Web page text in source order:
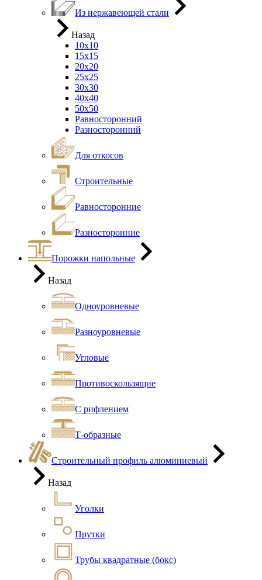
Из нержавеющей стали
Назад
10х10
15х15
20х20
25х25
30х30
40х40
50х50
Равносторонний
Разносторонний
Для откосов
Строительные
Равносторонние
Разносторонние
Порожки напольные
Назад
Одноуровневые
Разноуровневые
Угловые
Противоскользящие
С рифлением
Т-образные
Строительный профиль алюминиевый
Назад
Уголки
Прутки
Трубы квадратные (бокс)